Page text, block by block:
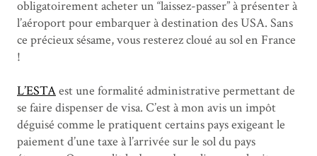
obligatoirement acheter un “laissez-passer” à présenter à
l’aéroport pour embarquer à destination des USA. Sans
ce précieux sésame, vous resterez cloué au sol en France
!
L’ESTAest une formalité administrative permettant de
se faire dispenser de visa. C’est à mon avis un impôt
déguisé comme le pratiquent certains pays exigeant le
paiement d’une taxe à l’arrivée sur le sol du pays